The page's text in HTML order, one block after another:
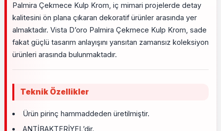
Palmira Çekmece Kulp Krom, iç mimari projelerde detay
kalitesini ön plana çıkaran dekoratif ürünler arasında yer
almaktadır. Vista D’oro Palmira Çekmece Kulp Krom, sade
fakat güçlü tasarım anlayışını yansıtan zamansız koleksiyon
ürünleri arasında bulunmaktadır.
Teknik Özellikler
Ürün pirinç hammaddeden üretilmiştir.
ANTİBAKTERİYEL’dir.